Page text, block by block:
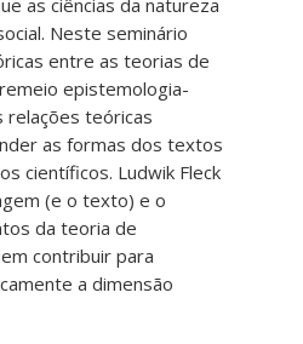
Neste seminário
entre as teorias de
epistemologia-
relações teóricas
as formas dos textos
científicos. Ludwik Fleck
(e o texto) e o
da teoria de
contribuir para
a dimensão